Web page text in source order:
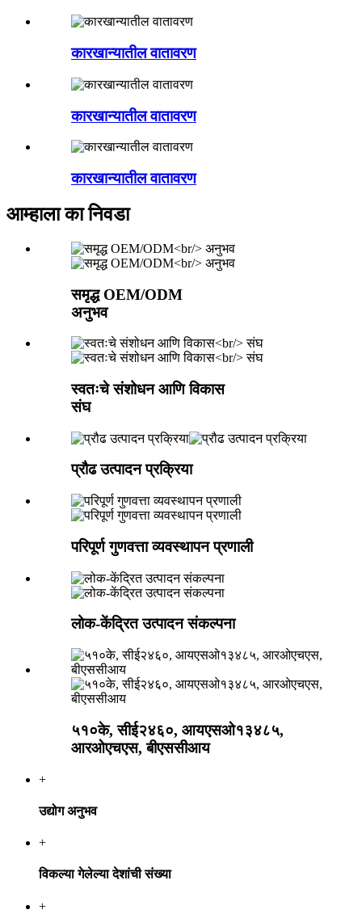
कारखान्यातील वातावरण
कारखान्यातील वातावरण
कारखान्यातील वातावरण
आम्हाला का निवडा
समृद्ध OEM/ODM
अनुभव
स्वतःचे संशोधन आणि विकास
संघ
प्रौढ उत्पादन प्रक्रिया
परिपूर्ण गुणवत्ता व्यवस्थापन प्रणाली
लोक-केंद्रित उत्पादन संकल्पना
५१०के, सीई२४६०, आयएसओ१३४८५,
आरओएचएस, बीएससीआय
+
उद्योग अनुभव
+
विकल्या गेलेल्या देशांची संख्या
+